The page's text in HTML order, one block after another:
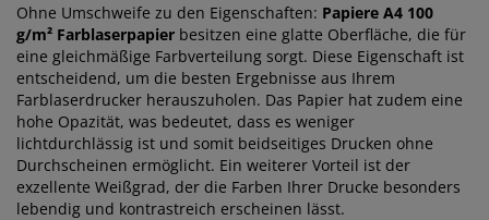
Ohne Umschweife zu den Eigenschaften: Papiere A4 100
g/m² Farblaserpapier besitzen eine glatte Oberfläche, die für
eine gleichmäßige Farbverteilung sorgt. Diese Eigenschaft ist
entscheidend, um die besten Ergebnisse aus Ihrem
Farblaserdrucker herauszuholen. Das Papier hat zudem eine
hohe Opazität, was bedeutet, dass es weniger
lichtdurchlässig ist und somit beidseitiges Drucken ohne
Durchscheinen ermöglicht. Ein weiterer Vorteil ist der
exzellente Weißgrad, der die Farben Ihrer Drucke besonders
lebendig und kontrastreich erscheinen lässt.